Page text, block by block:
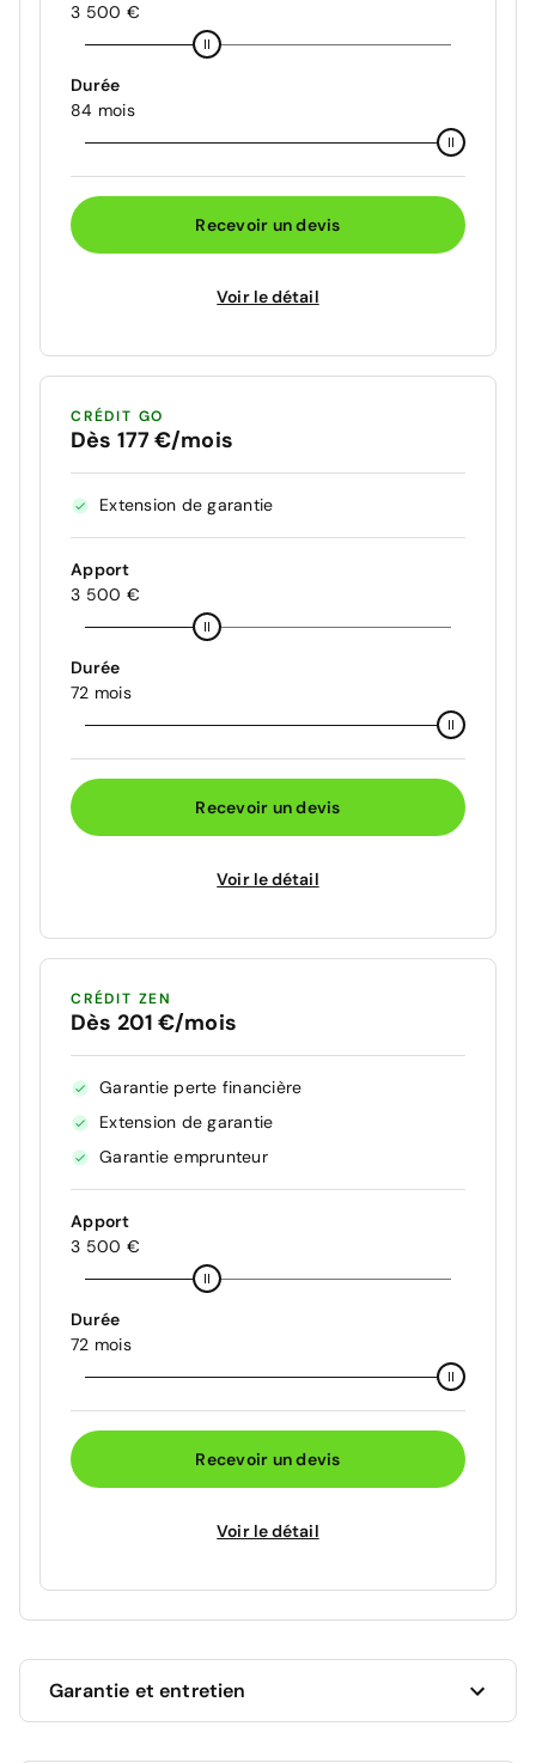
3 500 €
Durée
84 mois
Recevoir un devis
Voir le détail
CRÉDIT GO
Dès 177 €/mois
Extension de garantie
Apport
3 500 €
Durée
72 mois
Recevoir un devis
Voir le détail
CRÉDIT ZEN
Dès 201 €/mois
Garantie perte financière
Extension de garantie
Garantie emprunteur
Apport
3 500 €
Durée
72 mois
Recevoir un devis
Voir le détail
Garantie et entretien